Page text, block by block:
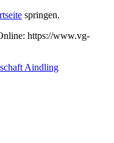
springen.
https://www.vg-